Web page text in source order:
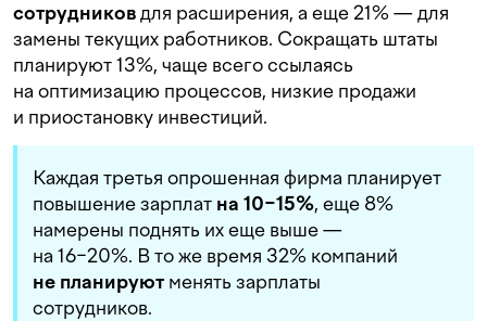
сотрудниковдля расширения, а еще 21% — для
замены текущих работников. Сокращать штаты
планируют 13%, чаще всего ссылаясь
на оптимизацию процессов, низкие продажи
и приостановку инвестиций.
Каждая третья опрошенная фирма планирует
повышение зарплат на 10−15%, еще 8%
намерены поднять их еще выше —
на 16−20%. В то же время 32% компаний
не планируют менять зарплаты
сотрудников.